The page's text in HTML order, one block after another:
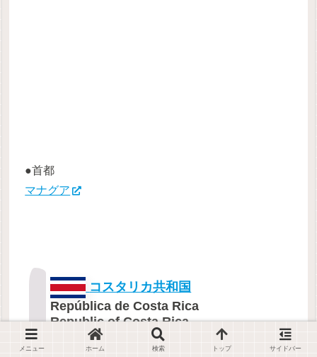
●首都
マナグア
コスタリカ共和国
República de Costa Rica
Republic of Costa Rica
メニュー ホーム 検索 トップ サイドバー